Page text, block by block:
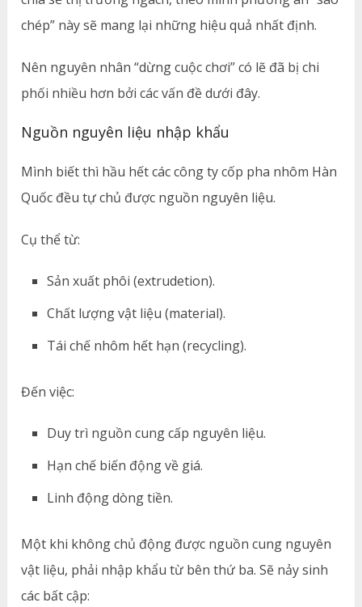
chép” này sẽ mang lại những hiệu quả nhất định.
Nên nguyên nhân “dừng cuộc chơi” có lẽ đã bị chi
phối nhiều hơn bởi các vấn đề dưới đây.
Nguồn nguyên liệu nhập khẩu
Mình biết thì hầu hết các công ty cốp pha nhôm Hàn
Quốc đều tự chủ được nguồn nguyên liệu.
Cụ thể từ:
Sản xuất phôi (extrudetion).
Chất lượng vật liệu (material).
Tái chế nhôm hết hạn (recycling).
Đến việc:
Duy trì nguồn cung cấp nguyên liệu.
Hạn chế biến động về giá.
Linh động dòng tiền.
Một khi không chủ động được nguồn cung nguyên
vật liệu, phải nhập khẩu từ bên thứ ba. Sẽ nảy sinh
các bất cập: